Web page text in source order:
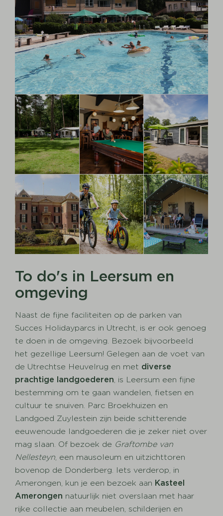
To do's in Leersum en
omgeving
Naast de fijne faciliteiten op de parken van
Succes Holidayparcs in Utrecht, is er ook genoeg
te doen in de omgeving. Bezoek bijvoorbeeld
het gezellige Leersum! Gelegen aan de voet van
de Utrechtse Heuvelrug en met diverse
prachtige landgoederen, is Leersum een fijne
bestemming om te gaan wandelen, fietsen en
cultuur te snuiven. Parc Broekhuizen en
Landgoed Zuylestein zijn beide schitterende
eeuwenoude landgoederen die je zeker niet over
mag slaan. Of bezoek de Graftombe van
Nellesteyn, een mausoleum en uitzichttoren
bovenop de Donderberg. Iets verderop, in
Amerongen, kun je een bezoek aan Kasteel
Amerongen natuurlijk niet overslaan met haar
rijke collectie aan meubelen, schilderijen en